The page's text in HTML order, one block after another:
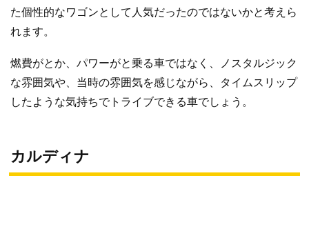
た個性的なワゴンとして人気だったのではないかと考えら
れます。
燃費がとか、パワーがと乗る車ではなく、ノスタルジック
な雰囲気や、当時の雰囲気を感じながら、タイムスリップ
したような気持ちでトライブできる車でしょう。
カルディナ